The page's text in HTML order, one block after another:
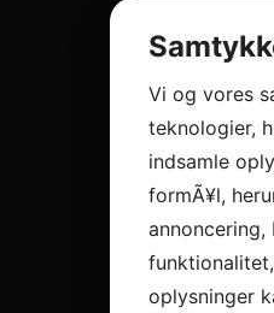
Vi og vores
teknologier,
indsamle
formÃ¥l,
annoncering,
oplysninger